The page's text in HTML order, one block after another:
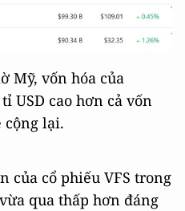
Mỹ, vốn hóa của
USD cao hơn cả vốn
cộng lại.
của cổ phiếu VFS trong
qua thấp hơn đáng